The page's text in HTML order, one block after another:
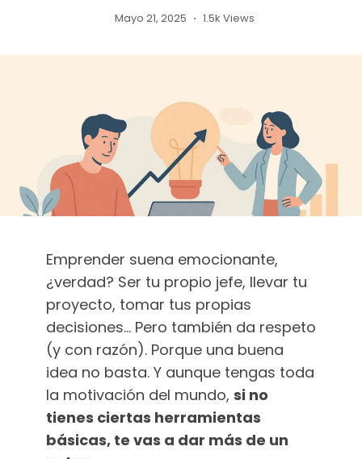
Mayo 21, 2025 1.5k Views
Emprender suena emocionante,
¿verdad? Ser tu propio jefe, llevar tu
proyecto, tomar tus propias
decisiones… Pero también da respeto
(y con razón). Porque una buena
idea no basta. Y aunque tengas toda
la motivación del mundo, si no
tienes ciertas herramientas
básicas, te vas a dar más de un